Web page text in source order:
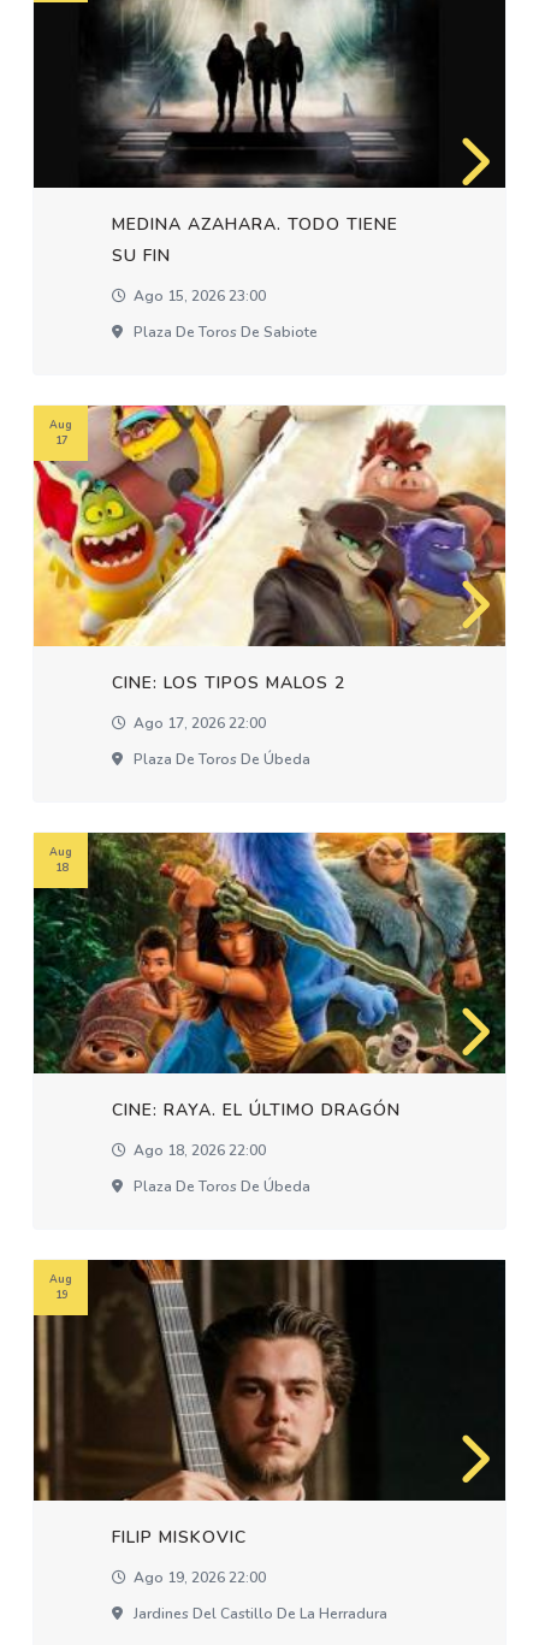
MEDINA AZAHARA. TODO TIENE
SU FIN
Ago 15, 2026 23:00
Plaza De Toros De Sabiote
CINE: LOS TIPOS MALOS 2
Ago 17, 2026 22:00
Plaza De Toros De Úbeda
Aug
17
CINE: RAYA. EL ÚLTIMO DRAGÓN
Ago 18, 2026 22:00
Plaza De Toros De Úbeda
Aug
18
FILIP MISKOVIC
Ago 19, 2026 22:00
Jardines Del Castillo De La Herradura
Aug
19